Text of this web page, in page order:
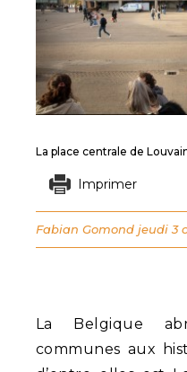
La Belgique
communes aux
La place centrale de
Imprimer
Fabian Gomond jeudi 3